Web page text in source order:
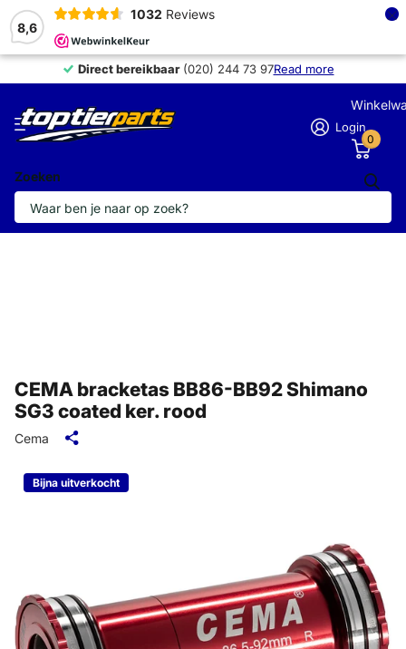
8,6
1032 Reviews ×
Direct bereikbaar(020) 244 73 97Read more
Direct bereikbaar
Zoeken
Login
0
CEMA bracketas BB86-BB92 Shimano
SG3 coated ker. rood
Cema
Bijna uitverkocht